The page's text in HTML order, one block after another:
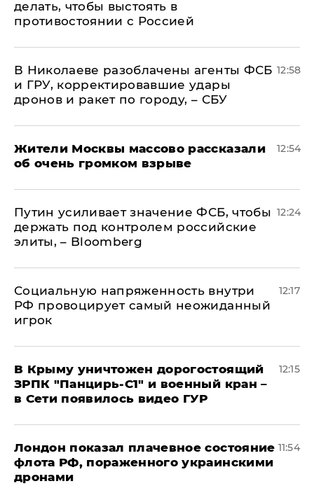
делать, чтобы выстоять в
противостоянии с Россией
В Николаеве разоблачены агенты ФСБ
и ГРУ, корректировавшие удары
дронов и ракет по городу, – СБУ
12:58
Жители Москвы массово рассказали
об очень громком взрыве
12:54
Путин усиливает значение ФСБ, чтобы
держать под контролем российские
элиты, – Bloomberg
12:24
Социальную напряженность внутри
РФ провоцирует самый неожиданный
игрок
12:17
В Крыму уничтожен дорогостоящий
ЗРПК "Панцирь-С1" и военный кран –
в Сети появилось видео ГУР
12:15
Лондон показал плачевное состояние
флота РФ, пораженного украинскими
дронами
11:54